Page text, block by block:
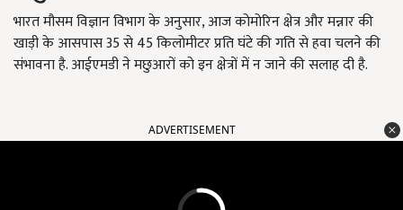
भारत मौसम विज्ञान विभाग के अनुसार, आज कोमोरिन क्षेत्र और मन्नार की
खाड़ी के आसपास 35 से 45 किलोमीटर प्रति घंटे की गति से हवा चलने की
संभावना है. आईएमडी ने मछुआरों को इन क्षेत्रों में न जाने की सलाह दी है.
ADVERTISEMENT